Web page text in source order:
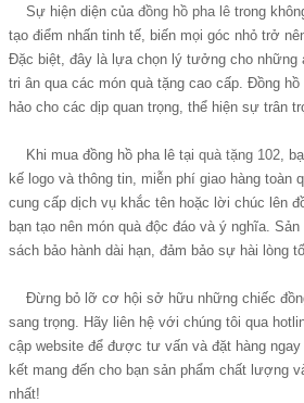
Sự hiện diện của đồng hồ pha lê trong
tạo điểm nhấn tinh tế, biến mọi góc nhỏ trở
Đặc biệt, đây là lựa chọn lý tưởng cho những
tri ân qua các món quà tặng cao cấp. Đồng
hảo cho các dịp quan trọng, thể hiện sự trân
Khi mua đồng hồ pha lê tại quà tặng 102,
kế logo và thông tin, miễn phí giao hàng toàn
cung cấp dịch vụ khắc tên hoặc lời chúc lên
bạn tạo nên món quà độc đáo và ý nghĩa.
sách bảo hành dài hạn, đảm bảo sự hài lòng
Đừng bỏ lỡ cơ hội sở hữu những chiếc
sang trọng. Hãy liên hệ với chúng tôi qua
cập website để được tư vấn và đặt hàng ngay
kết mang đến cho bạn sản phẩm chất lượng
nhất!